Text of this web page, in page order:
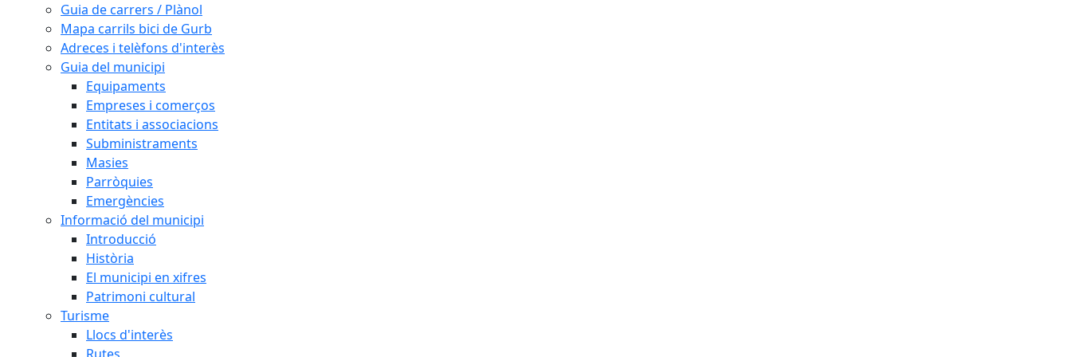
Guia de carrers / Plànol
Mapa carrils bici de Gurb
Adreces i telèfons d'interès
Guia del municipi
Equipaments
Empreses i comerços
Entitats i associacions
Subministraments
Masies
Parròquies
Emergències
Informació del municipi
Introducció
Història
El municipi en xifres
Patrimoni cultural
Turisme
Llocs d'interès